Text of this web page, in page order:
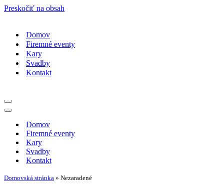
Preskočiť na obsah
Domov
Firemné eventy
Kary
Svadby
Kontakt
Menu
navigácie
Menu
navigácieDomov
Firemné eventy
Kary
Svadby
Kontakt
Domovská stránka » Nezaradené